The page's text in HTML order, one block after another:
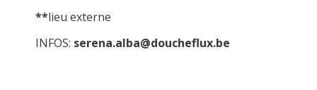
**lieu externe
INFOS: serena.alba@doucheflux.be